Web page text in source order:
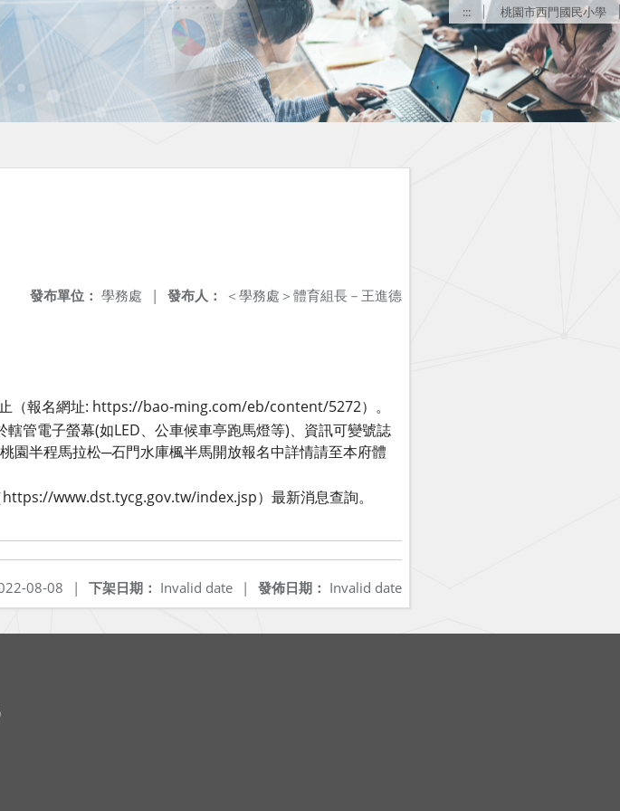
::: 桃園市西門國民小學
發布人： ＜學務處＞體育組長－王進德
發布單位： 學務處 |
（報名網址: https://bao-ming.com/eb/content/5272）。
管電子螢幕(如LED、公車候車亭跑馬燈等)、資訊可變號誌
園半程馬拉松─石門水庫楓半馬開放報名中詳情請至本府體
www.dst.tycg.gov.tw/index.jsp）最新消息查詢。
發佈日期： Invalid date
下架日期： Invalid date |
08-08 |